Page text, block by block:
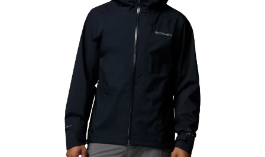
Of u nu bergen beklimt of gewoon geniet van een
boswandeling in een lichte regen, de Trailborne 2.5L
van Columbia
wordt uw beste
bondgenoot. Ontworpen met de volledig waterdichte